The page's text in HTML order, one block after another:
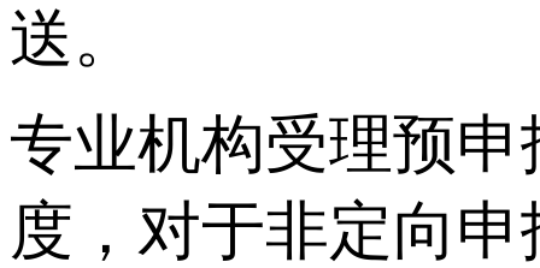
送。
专业机构受理预
度，对于非定向